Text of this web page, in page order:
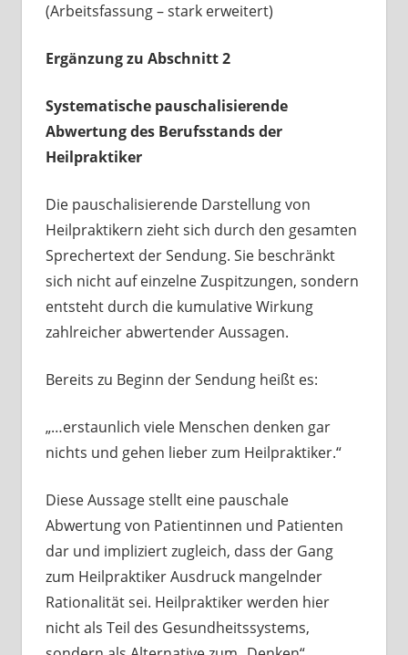
(Arbeitsfassung – stark erweitert)
Ergänzung zu Abschnitt 2
Systematische pauschalisierende
Abwertung des Berufsstands der
Heilpraktiker
Die pauschalisierende Darstellung von
Heilpraktikern zieht sich durch den gesamten
Sprechertext der Sendung. Sie beschränkt
sich nicht auf einzelne Zuspitzungen, sondern
entsteht durch die kumulative Wirkung
zahlreicher abwertender Aussagen.
Bereits zu Beginn der Sendung heißt es:
„…erstaunlich viele Menschen denken gar
nichts und gehen lieber zum Heilpraktiker.“
Diese Aussage stellt eine pauschale
Abwertung von Patientinnen und Patienten
dar und impliziert zugleich, dass der Gang
zum Heilpraktiker Ausdruck mangelnder
Rationalität sei. Heilpraktiker werden hier
nicht als Teil des Gesundheitssystems,